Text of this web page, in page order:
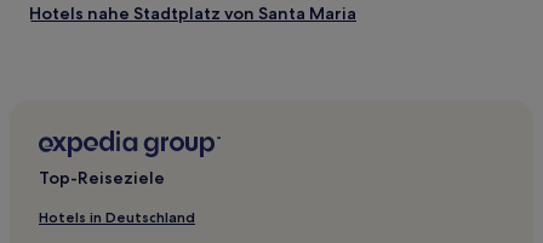
Hotels nahe Stadtplatz von Santa Maria
Business in Sal
Günstige in Sal
Hotels mit inbegriffenem Frühstück in Sal
Top-Reiseziele
Hotels in Deutschland